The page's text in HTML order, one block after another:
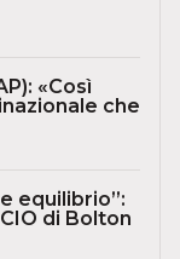
«Così
che
equilibrio”:
di Bolton